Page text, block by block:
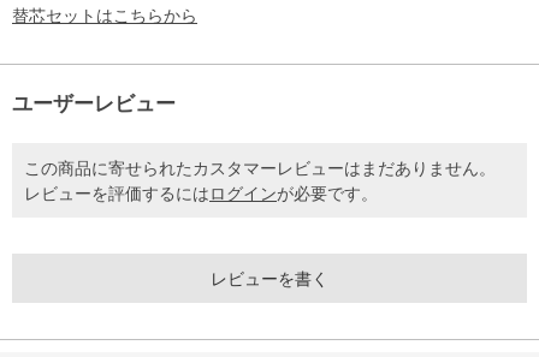
替芯セットはこちらから
ユーザーレビュー
この商品に寄せられたカスタマーレビューはまだありません。
レビューを評価するにはログインが必要です。
レビューを書く